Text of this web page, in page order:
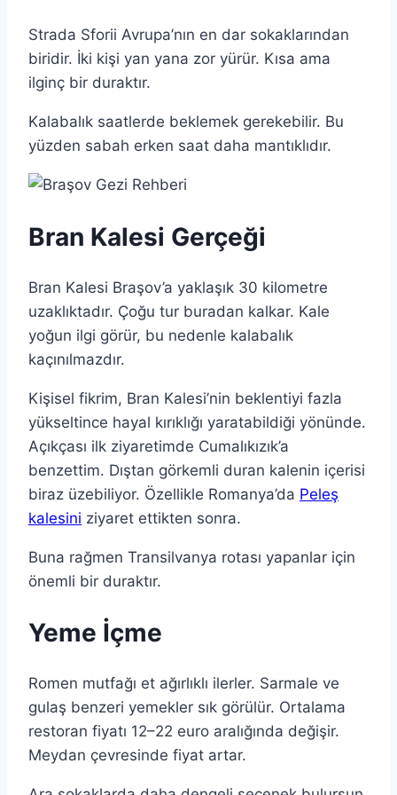
Strada Sforii Avrupa’nın en dar sokaklarından
biridir. İki kişi yan yana zor yürür. Kısa ama
ilginç bir duraktır.
Kalabalık saatlerde beklemek gerekebilir. Bu
yüzden sabah erken saat daha mantıklıdır.
Bran Kalesi Gerçeği
Bran Kalesi Braşov’a yaklaşık 30 kilometre
uzaklıktadır. Çoğu tur buradan kalkar. Kale
yoğun ilgi görür, bu nedenle kalabalık
kaçınılmazdır.
Kişisel fikrim, Bran Kalesi’nin beklentiyi fazla
yükseltince hayal kırıklığı yaratabildiği yönünde.
Açıkçası ilk ziyaretimde Cumalıkızık’a
benzettim. Dıştan görkemli duran kalenin içerisi
biraz üzebiliyor. Özellikle Romanya’da Peleş
kalesini ziyaret ettikten sonra.
Buna rağmen Transilvanya rotası yapanlar için
önemli bir duraktır.
Yeme İçme
Romen mutfağı et ağırlıklı ilerler. Sarmale ve
gulaş benzeri yemekler sık görülür. Ortalama
restoran fiyatı 12–22 euro aralığında değişir.
Meydan çevresinde fiyat artar.